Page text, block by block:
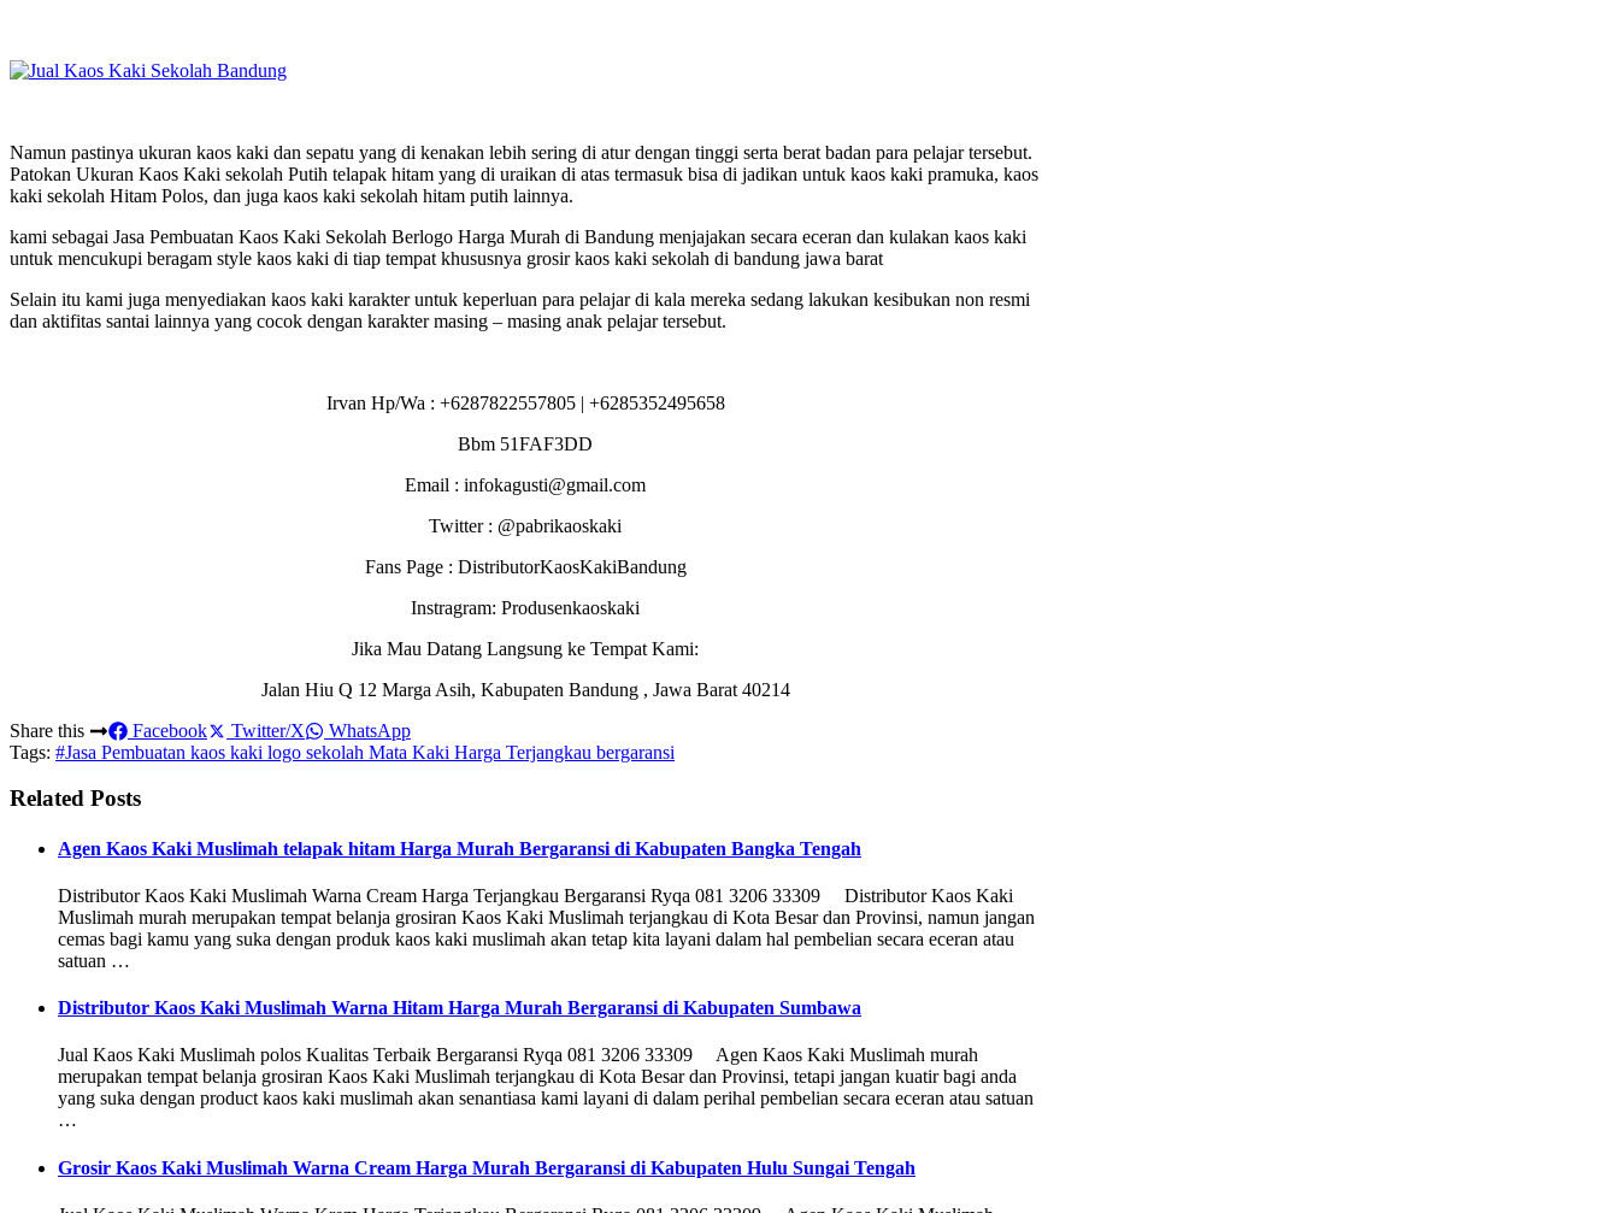
Namun pastinya ukuran kaos kaki dan sepatu yang di kenakan lebih sering di atur dengan tinggi serta berat badan para pelajar tersebut.
Patokan Ukuran Kaos Kaki sekolah Putih telapak hitam yang di uraikan di atas termasuk bisa di jadikan untuk kaos kaki pramuka, kaos
kaki sekolah Hitam Polos, dan juga kaos kaki sekolah hitam putih lainnya.
kami sebagai Jasa Pembuatan Kaos Kaki Sekolah Berlogo Harga Murah di Bandung menjajakan secara eceran dan kulakan kaos kaki
untuk mencukupi beragam style kaos kaki di tiap tempat khususnya grosir kaos kaki sekolah di bandung jawa barat
Selain itu kami juga menyediakan kaos kaki karakter untuk keperluan para pelajar di kala mereka sedang lakukan kesibukan non resmi
dan aktifitas santai lainnya yang cocok dengan karakter masing – masing anak pelajar tersebut.
Irvan Hp/Wa : +6287822557805 | +6285352495658
Bbm 51FAF3DD
Email : infokagusti@gmail.com
Twitter : @pabrikaoskaki
Fans Page : DistributorKaosKakiBandung
Instragram: Produsenkaoskaki
Jika Mau Datang Langsung ke Tempat Kami:
Jalan Hiu Q 12 Marga Asih, Kabupaten Bandung , Jawa Barat 40214
Share this
Facebook Twitter/X
WhatsApp
Tags: #Jasa Pembuatan kaos kaki logo sekolah Mata Kaki Harga Terjangkau bergaransi
Related Posts
Agen Kaos Kaki Muslimah telapak hitam Harga Murah Bergaransi di Kabupaten Bangka Tengah
Distributor Kaos Kaki Muslimah Warna Cream Harga Terjangkau Bergaransi Ryqa 081 3206 33309 Distributor Kaos Kaki
Muslimah murah merupakan tempat belanja grosiran Kaos Kaki Muslimah terjangkau di Kota Besar dan Provinsi, namun jangan
cemas bagi kamu yang suka dengan produk kaos kaki muslimah akan tetap kita layani dalam hal pembelian secara eceran atau
satuan …
Distributor Kaos Kaki Muslimah Warna Hitam Harga Murah Bergaransi di Kabupaten Sumbawa
Jual Kaos Kaki Muslimah polos Kualitas Terbaik Bergaransi Ryqa 081 3206 33309 Agen Kaos Kaki Muslimah murah
merupakan tempat belanja grosiran Kaos Kaki Muslimah terjangkau di Kota Besar dan Provinsi, tetapi jangan kuatir bagi anda
yang suka dengan product kaos kaki muslimah akan senantiasa kami layani di dalam perihal pembelian secara eceran atau satuan
…
Grosir Kaos Kaki Muslimah Warna Cream Harga Murah Bergaransi di Kabupaten Hulu Sungai Tengah